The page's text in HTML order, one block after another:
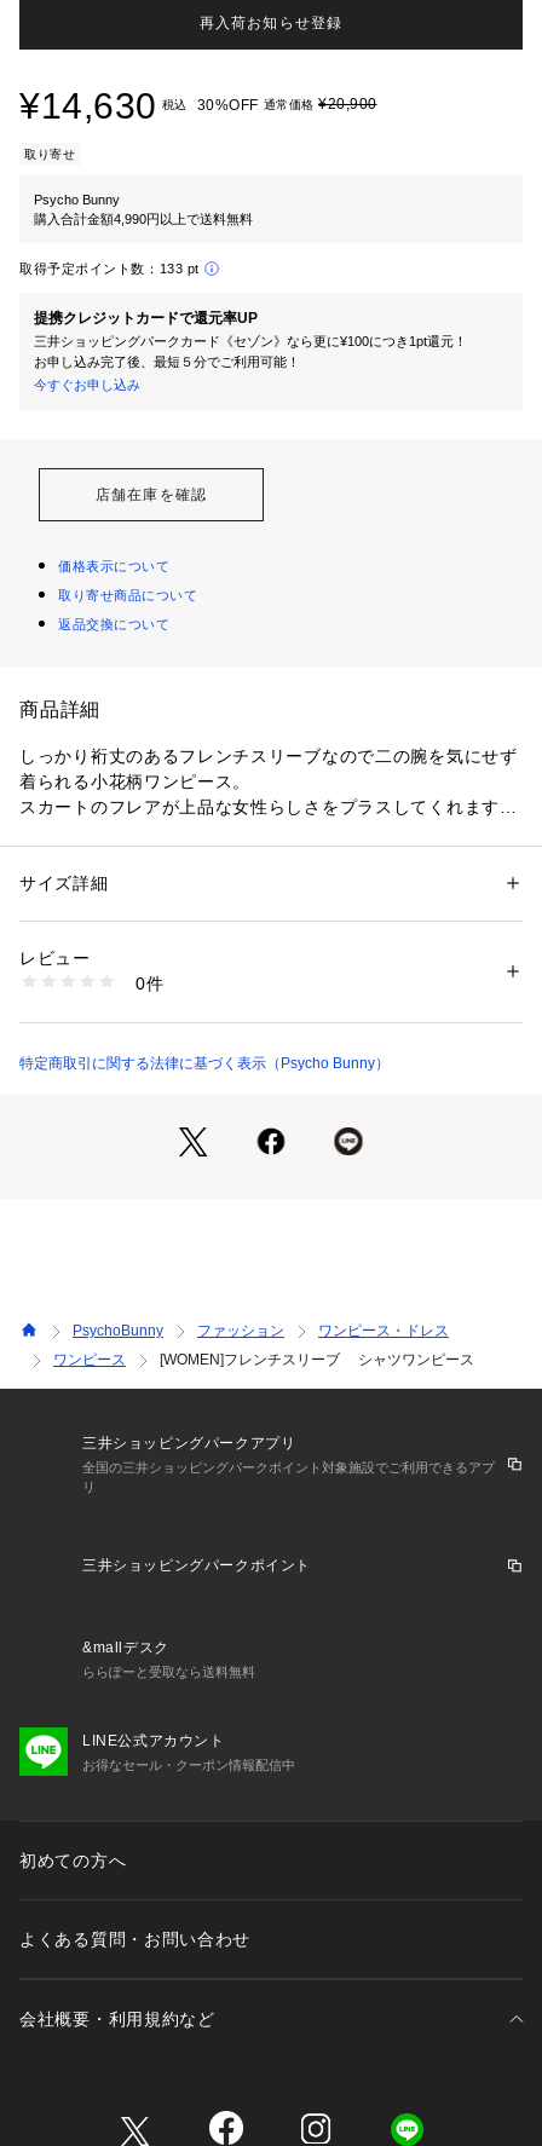
再入荷お知らせ登録
¥14,630 税込 30%OFF 通常価格 ¥20,900
取り寄せ
Psycho Bunny
購入合計金額4,990円以上で送料無料
取得予定ポイント数： 133 pt
提携クレジットカードで還元率UP
三井ショッピングパークカード《セゾン》なら更に¥100につき1pt還元！
お申し込み完了後、最短５分でご利用可能！
今すぐお申し込み
店舗在庫を確認
価格表示について
取り寄せ商品について
返品交換について
商品詳細
しっかり裄丈のあるフレンチスリーブなので二の腕を気にせず
着られる小花柄ワンピース。
スカートのフレアが上品な女性らしさをプラスしてくれます。
性別：レディース
素材：表地: コットン100%
商品番号：
151401-PBW078 （ショップ）
サイズ詳細
レビュー
0件
特定商取引に関する法律に基づく表示（Psycho Bunny）
PsychoBunny ファッション
ワンピース・ドレス
ワンピース
[WOMEN]フレンチスリーブ シャツワンピース
三井ショッピングパークアプリ
全国の三井ショッピングパークポイント対象施設でご利用できるアプ
リ
三井ショッピングパークポイント
&mallデスク
ららぽーと受取なら送料無料
LINE公式アカウント
お得なセール・クーポン情報配信中
初めての方へ
よくある質問・お問い合わせ
会社概要・利用規約など